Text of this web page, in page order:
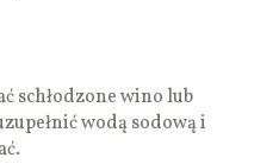
schłodzone wino lub
wodą sodową i